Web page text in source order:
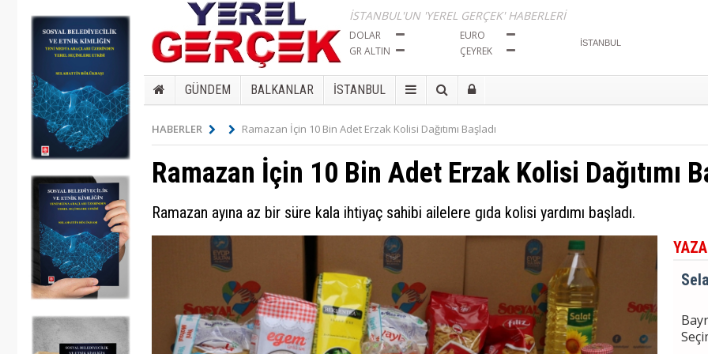
İSTANBUL'UN 'YEREL GERÇEK' HABERLERİ
DOLAR
EURO
GR ALTIN
ÇEYREK
GÜNDEM BALKANLAR İSTANBUL
HABERLER Ramazan İçin 10 Bin Adet Erzak Kolisi Dağıtımı Başladı
Ramazan İçin 10 Bin Adet Erzak Kolisi Dağıtımı
Ramazan ayına az bir süre kala ihtiyaç sahibi ailelere gıda kolisi yardımı başladı.